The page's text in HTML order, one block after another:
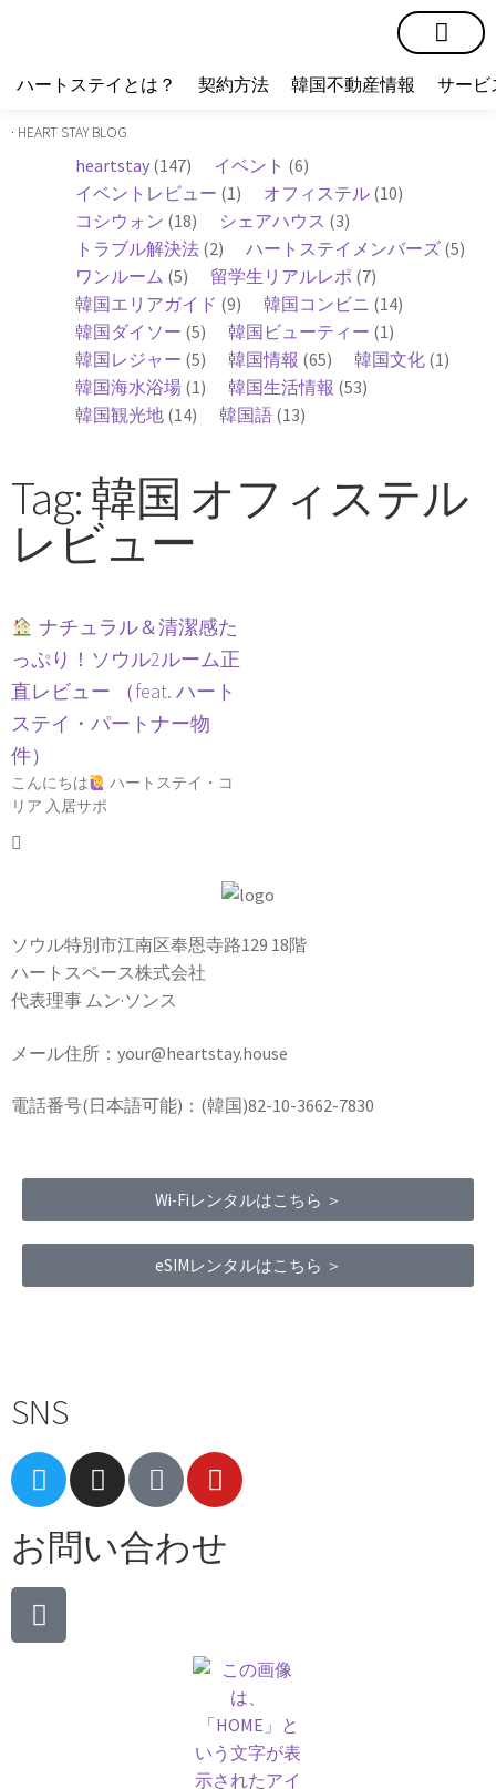
ハートステイとは？ 契約方法 韓国不動産情報 サービ
· HEART STAY BLOG
heartstay (147) イベント (6)
イベントレビュー (1) オフィステル (10)
コシウォン (18) シェアハウス (3)
トラブル解決法 (2) ハートステイメンバーズ (5)
ワンルーム (5) 留学生リアルレポ (7)
韓国エリアガイド (9) 韓国コンビニ (14)
韓国ダイソー (5) 韓国ビューティー (1)
韓国レジャー (5) 韓国情報 (65) 韓国文化 (1)
韓国海水浴場 (1) 韓国生活情報 (53)
韓国観光地 (14) 韓国語 (13)
Tag: 韓国 オフィステル
レビュー
ナチュラル＆清潔感た
っぷり！ソウル2ルーム正
直レビュー （feat. ハート
ステイ・パートナー物
件）
こんにちは
ハートステイ・コ
リア 入居サポ
ソウル特別市江南区奉恩寺路129 18階
ハートスペース株式会社
代表理事 ムン·ソンス
メール住所：your@heartstay.house
電話番号(日本語可能)：(韓国)82-10-3662-7830
Wi-Fiレンタルはこちら ＞
eSIMレンタルはこちら ＞
SNS
お問い合わせ